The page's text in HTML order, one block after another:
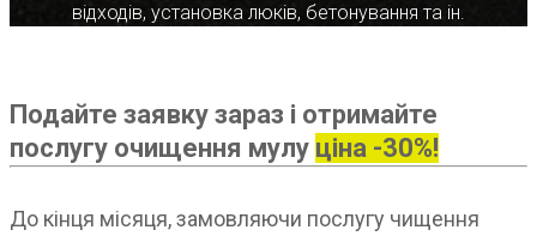
відходів, установка люків, бетонування та ін.
Подайте заявку зараз і отримайте
послугу очищення мулу ціна -30%!
До кінця місяця, замовляючи послугу чищення